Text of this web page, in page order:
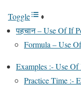
Toggle
पहचान – Use Of If
Formula – Use
Examples :- Use
Practice Time :-